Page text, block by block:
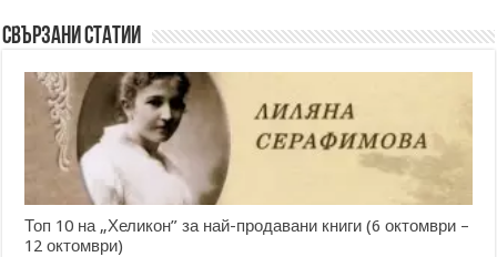
Свързани статии
Топ 10 на „Хеликон” за най-продавани книги (6 октомври –
12 октомври)